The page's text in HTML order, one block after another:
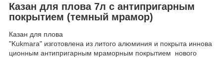
Казан для плова 7л c антипригарным
покрытием (темный мрамор)
Казан для плова
"Kukmara" изготовлена из литого алюминия и покрыта иннова
ционным антипригарным мраморным покрытием нового